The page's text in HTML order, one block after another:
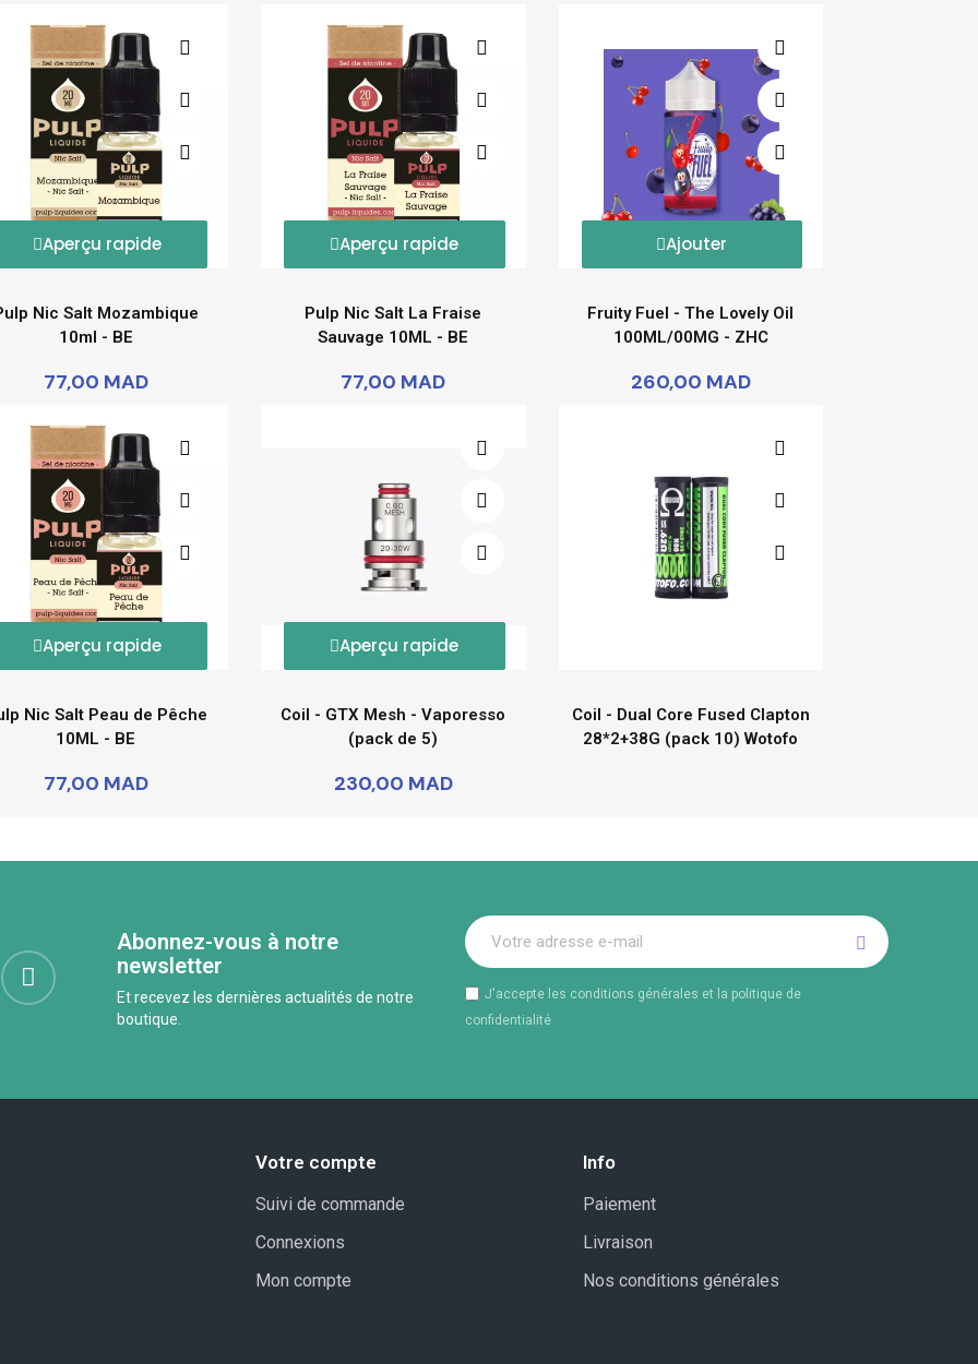
Aperçu rapide
Nic Salt Mozambique
10ml - BE
77,00 MAD
Aperçu rapide
Pulp Nic Salt La Fraise
Sauvage 10ML - BE
77,00 MAD
Ajouter
Fruity Fuel - The Lovely Oil
100ML/00MG - ZHC
260,00 MAD
Aperçu rapide
Nic Salt Peau de Pêche
10ML - BE
77,00 MAD
Aperçu rapide
Coil - GTX Mesh - Vaporesso
(pack de 5)
230,00 MAD
Coil - Dual Core Fused Clapton
28*2+38G (pack 10) Wotofo
Abonnez-vous à notre
newsletter
Et recevez les dernières actualités de notre
boutique.
J'accepte les conditions générales et la politique de
confidentialité
Votre compte
Suivi de commande
Connexions
Mon compte
Info
Paiement
Livraison
Nos conditions générales